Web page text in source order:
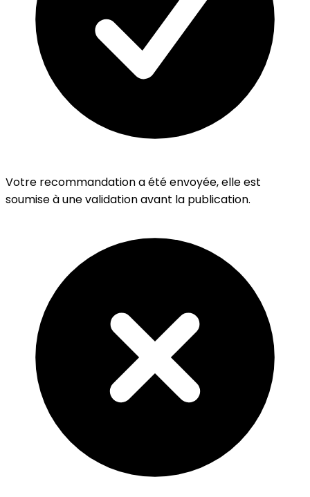
Votre recommandation a été envoyée, elle est
soumise à une validation avant la publication.